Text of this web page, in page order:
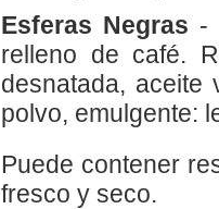
Esferas Negras -
relleno de café.
desnatada, aceite
polvo, emulgente:
Puede contener
fresco y seco.